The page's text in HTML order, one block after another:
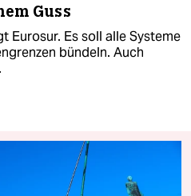
Guss
Eurosur. Es soll alle Systeme
bündeln. Auch